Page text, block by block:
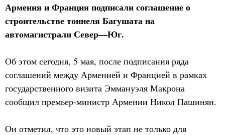
Армения и Франция подписали соглашение о
строительстве тоннеля Багушата на
автомагистрали Север—Юг.
Об этом сегодня, 5 мая, после подписания ряда
соглашений между Арменией и Францией в рамках
государственного визита Эммануэля Макрона
сообщил премьер-министр Армении Никол Пашинян.
Он отметил, что это новый этап не только для